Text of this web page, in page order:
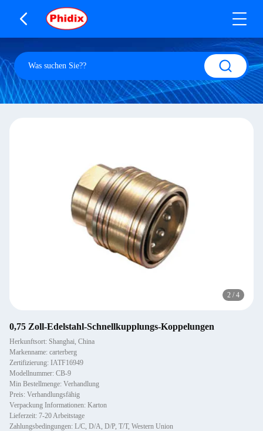
2 / 4
0,75 Zoll-Edelstahl-Schnellkupplungs-Koppelungen
Herkunftsort: Shanghai, China
Markenname: carterberg
Zertifizierung: IATF16949
Modellnummer: CB-9
Min Bestellmenge: Verhandlung
Preis: Verhandlungsfähig
Verpackung Informationen: Karton
Lieferzeit: 7-20 Arbeitstage
Zahlungsbedingungen: L/C, D/A, D/P, T/T, Western Union